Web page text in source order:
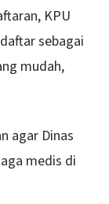
KPU
sebagai
mudah,
agar Dinas
medis di